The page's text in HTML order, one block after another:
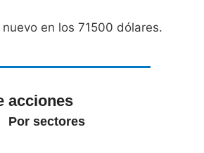
en los 71500 dólares.
acciones
Por sectores